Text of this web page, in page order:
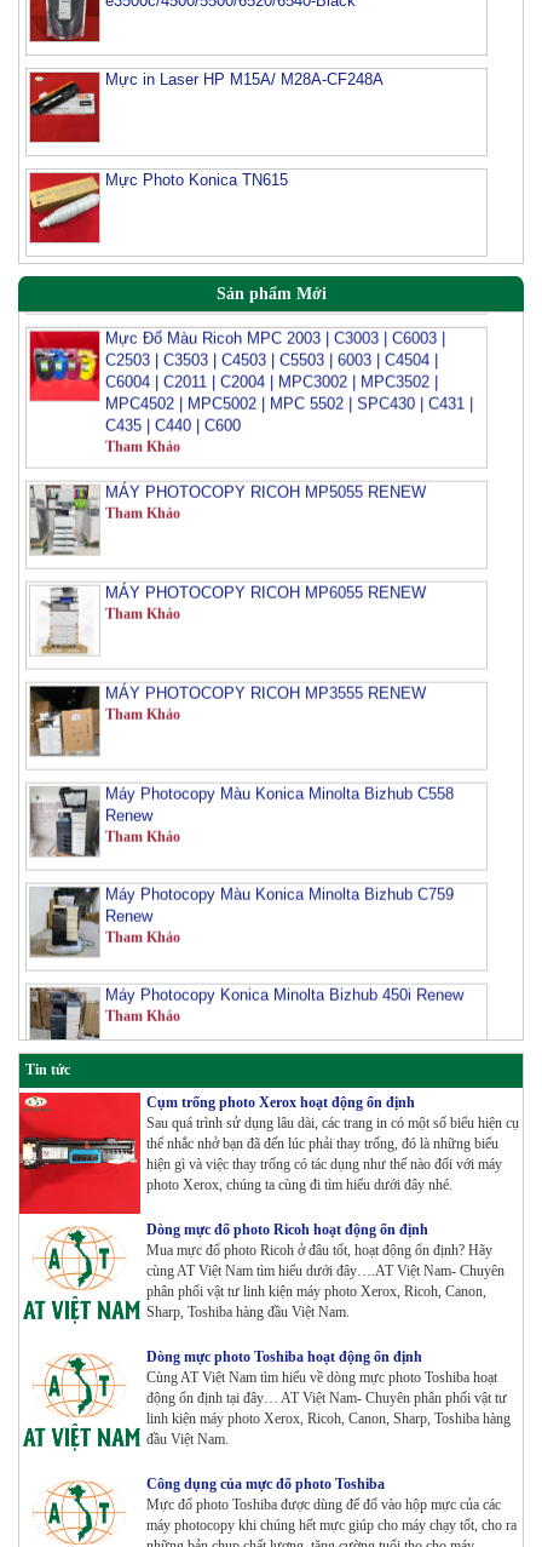
Mực in Laser HP M15A/ M28A-CF248A
Mực Photo Konica TN615
Sản phẩm Mới
Mực Đổ Màu Ricoh MPC 2003 | C3003 | C6003 |
C2503 | C3503 | C4503 | C5503 | 6003 | C4504 |
C6004 | C2011 | C2004 | MPC3002 | MPC3502 |
MPC4502 | MPC5002 | MPC 5502 | SPC430 | C431 |
C435 | C440 | C600
Tham Khảo
MÁY PHOTOCOPY RICOH MP5055 RENEW
Tham Khảo
Tham Khảo
Tham Khảo
Renew
Tham Khảo
Renew
Tham Khảo
Tham Khảo
Máy Photocopy màu Toshiba E-Studio 3515AC
Tham Khảo
Máy Photocopy Konica Minolta Bizhub 360i Renew
Tham Khảo
Máy Photocopy màu Toshiba E-Studio 4515AC
Renew
Tham Khảo
Máy Photocopy màu Toshiba E-Studio 5015AC
Renew
Tham Khảo
Máy Photocopy KONICA MINOLTA Bizhub 367 Renew
Tham Khảo
Tin tức
Cụm trống photo Xerox hoạt động ổn định
Sau quá trình sử dụng lâu dài, các trang in có một số biểu hiện cụ
thể nhắc nhở bạn đã đến lúc phải thay trống, đó là những biểu
hiện gì và việc thay trống có tác dụng như thế nào đối với máy
photo Xerox, chúng ta cùng đi tìm hiểu dưới đây nhé.
Dòng mực đổ photo Ricoh hoạt động ổn định
Mua mực đổ photo Ricoh ở đâu tốt, hoạt động ổn định? Hãy
cùng AT Việt Nam tìm hiểu dưới đây….AT Việt Nam- Chuyên
phân phối vật tư linh kiện máy photo Xerox, Ricoh, Canon,
Sharp, Toshiba hàng đầu Việt Nam.
Dòng mực photo Toshiba hoạt động ổn định
Cùng AT Việt Nam tìm hiểu về dòng mực photo Toshiba hoạt
động ổn định tại đây… AT Việt Nam- Chuyên phân phối vật tư
linh kiện máy photo Xerox, Ricoh, Canon, Sharp, Toshiba hàng
đầu Việt Nam.
Công dụng của mực đổ photo Toshiba
Mực đổ photo Toshiba được dùng để đổ vào hộp mực của các
máy photocopy khi chúng hết mực giúp cho máy chạy tốt, cho ra